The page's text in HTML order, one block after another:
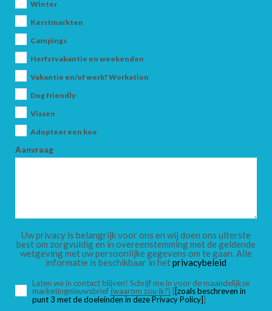
Winter
Kerstmarkten
Campings
Herfstvakantie en weekenden
Vakantie en/of werk? Workation
Dog friendly
Vissen
Adopteer een koe
Aanvraag
Uw privacy is belangrijk voor ons en wij doen ons uiterste
best om zorgvuldig en in overeenstemming met de geldende
wetgeving met uw persoonlijke gegevens om te gaan. Alle
informatie is beschikbaar in hetprivacybeleid
Laten we in contact blijven! Schrijf me in voor de maandelijkse
marketingnieuwsbrief (waarom zou ik?) [[zoals beschreven in
punt 3 met de doeleinden in deze Privacy Policy]]